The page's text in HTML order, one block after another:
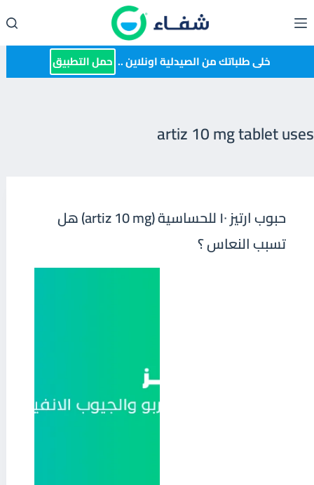
إلى
المحتوى خلى طلباتك من الصيدلية اونلاين .. حمل التطبيق
artiz 10 mg tablet uses
حبوب ارتيز ١٠ للحساسية (artiz 10 mg) هل
تسبب النعاس ؟